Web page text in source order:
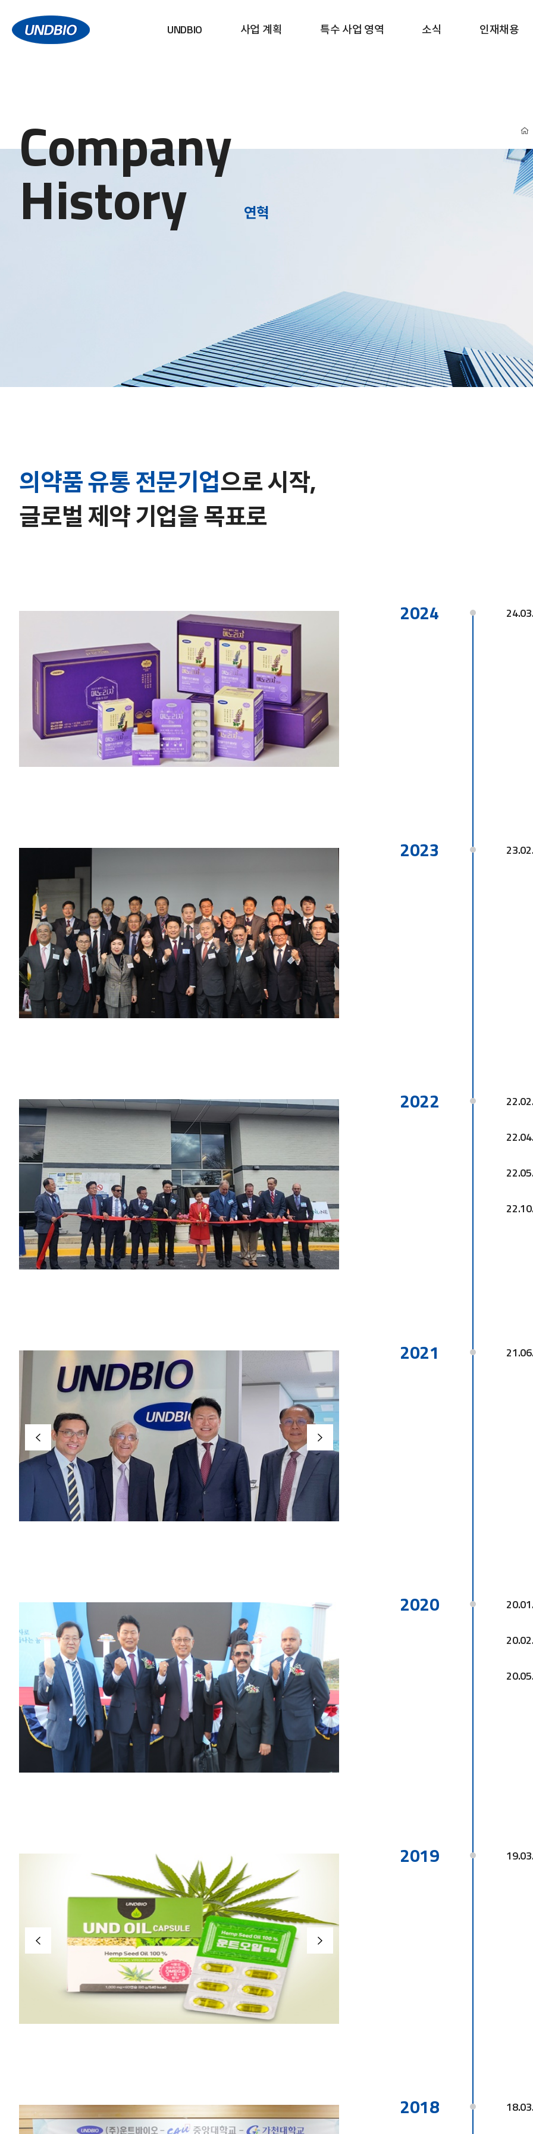
UNDBIO 사업 계획 특수 사업 영역 소식 인재채용
Company
History 연혁
의약품 유통 전문기업으로 시작,
글로벌 제약 기업을 목표로
2024
2023
2022
2021
2020
2019
2018